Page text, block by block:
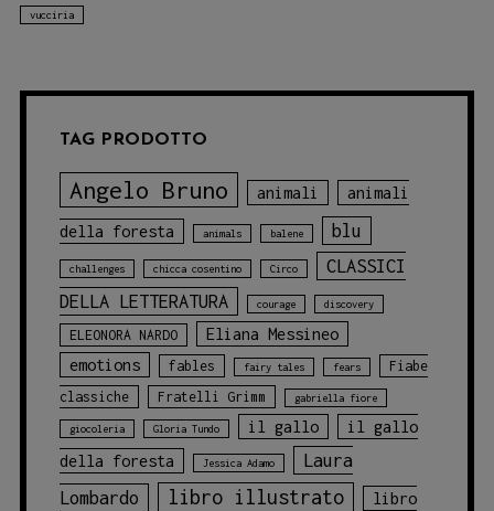
vucciria
TAG PRODOTTO
Angelo Bruno animali animali
della foresta animals balene blu
challenges chicca cosentino Circo
CLASSICI
DELLA LETTERATURA
courage discovery
ELEONORA NARDO
Eliana Messineo
emotions
fables fairy tales fears
Fiabe
classiche
Fratelli Grimm gabriella fiore
giocoleria Gloria Tundo il gallo
il gallo
della foresta
Jessica Adamo
Laura
Lombardo
libro illustrato
libro